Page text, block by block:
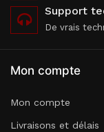
Support
De vrais
Mon compte
Mon compte
Livraisons et délais